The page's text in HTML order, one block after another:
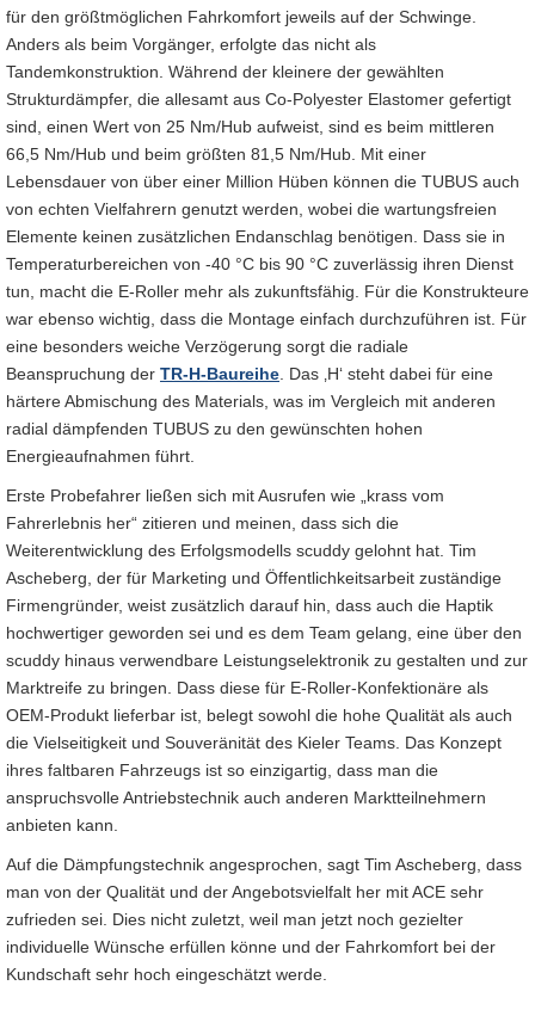
für den größtmöglichen Fahrkomfort jeweils auf der Schwinge.
Anders als beim Vorgänger, erfolgte das nicht als
Tandemkonstruktion. Während der kleinere der gewählten
Strukturdämpfer, die allesamt aus Co-Polyester Elastomer gefertigt
sind, einen Wert von 25 Nm/Hub aufweist, sind es beim mittleren
66,5 Nm/Hub und beim größten 81,5 Nm/Hub. Mit einer
Lebensdauer von über einer Million Hüben können die TUBUS auch
von echten Vielfahrern genutzt werden, wobei die wartungsfreien
Elemente keinen zusätzlichen Endanschlag benötigen. Dass sie in
Temperaturbereichen von -40 °C bis 90 °C zuverlässig ihren Dienst
tun, macht die E-Roller mehr als zukunftsfähig. Für die Konstrukteure
war ebenso wichtig, dass die Montage einfach durchzuführen ist. Für
eine besonders weiche Verzögerung sorgt die radiale
Beanspruchung der TR-H-Baureihe . Das ‚H‘ steht dabei für eine
härtere Abmischung des Materials, was im Vergleich mit anderen
radial dämpfenden TUBUS zu den gewünschten hohen
Energieaufnahmen führt.
Erste Probefahrer ließen sich mit Ausrufen wie „krass vom
Fahrerlebnis her“ zitieren und meinen, dass sich die
Weiterentwicklung des Erfolgsmodells scuddy gelohnt hat. Tim
Ascheberg, der für Marketing und Öffentlichkeitsarbeit zuständige
Firmengründer, weist zusätzlich darauf hin, dass auch die Haptik
hochwertiger geworden sei und es dem Team gelang, eine über den
scuddy hinaus verwendbare Leistungselektronik zu gestalten und zur
Marktreife zu bringen. Dass diese für E-Roller-Konfektionäre als
OEM-Produkt lieferbar ist, belegt sowohl die hohe Qualität als auch
die Vielseitigkeit und Souveränität des Kieler Teams. Das Konzept
ihres faltbaren Fahrzeugs ist so einzigartig, dass man die
anspruchsvolle Antriebstechnik auch anderen Marktteilnehmern
anbieten kann.
Auf die Dämpfungstechnik angesprochen, sagt Tim Ascheberg, dass
man von der Qualität und der Angebotsvielfalt her mit ACE sehr
zufrieden sei. Dies nicht zuletzt, weil man jetzt noch gezielter
individuelle Wünsche erfüllen könne und der Fahrkomfort bei der
Kundschaft sehr hoch eingeschätzt werde.